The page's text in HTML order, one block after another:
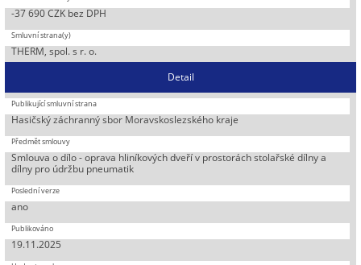
-37 690 CZK bez DPH
THERM, spol. s r. o.
Detail
Hasičský záchranný sbor Moravskoslezského kraje
Smlouva o dílo - oprava hliníkových dveří v prostorách stolařské dílny a
dílny pro údržbu pneumatik
ano
19.11.2025